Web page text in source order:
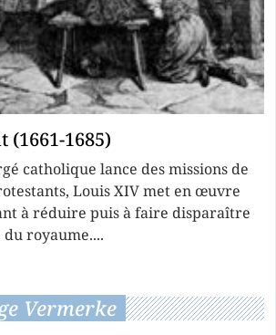
(1661-1685)
catholique lance des missions de
Louis XIV met en œuvre
à réduire puis à faire disparaître
royaume....
Vermerke